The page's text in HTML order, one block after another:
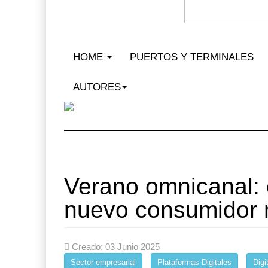
HOME PUERTOS Y TERMINALES
AUTORES
Verano
nuevo consumidor
Creado: 03 Junio 2025
Sector empresarial Plataformas Digitales
Miguel Ángel Bres
07 AGO 2026